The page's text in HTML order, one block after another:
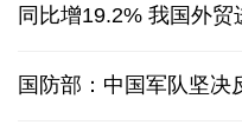
同比增19.2% 我国外
国防部：中国军队坚决